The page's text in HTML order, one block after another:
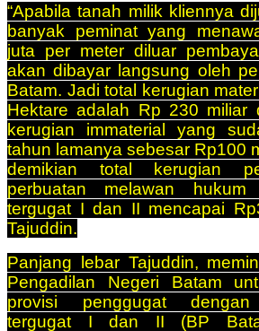
“Apabila tanah milik kliennya
banyak peminat yang
juta per meter diluar
akan dibayar langsung oleh
Batam. Jadi total kerugian
Hektare adalah Rp 230 miliar
kerugian immaterial yang
tahun lamanya sebesar Rp100
demikian total kerugian
perbuatan melawan
tergugat I dan II mencapai
Tajuddin.
Panjang lebar Tajuddin,
Pengadilan Negeri Batam
provisi penggugat dengan
tergugat I dan II (BP